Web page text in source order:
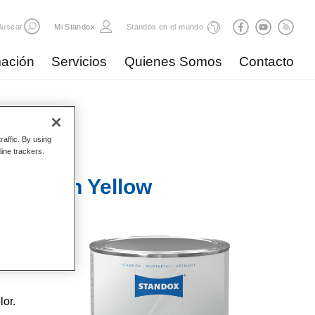
Mi Standox Standox en el mundo
Servicios Quienes Somos Contacto
Green Yellow
By using
trackers.